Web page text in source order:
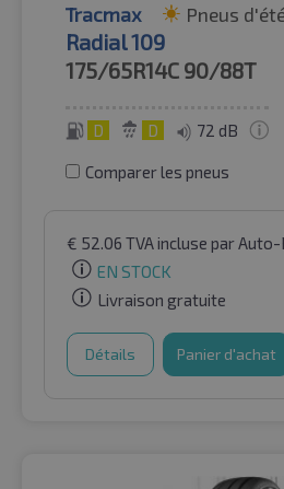
Tracmax Pneus
Radial 109
175/65R14C 90/88T
D D 72 dB
Comparer les pneus
€ 52.06 TVA incluse par Auto-
EN STOCK
Livraison gratuite
Détails Panier d'achat